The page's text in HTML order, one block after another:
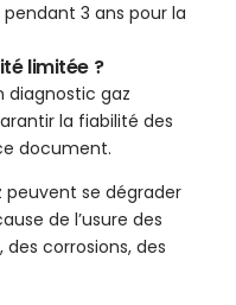
3 ans pour la
limitée ?
diagnostic gaz
la fiabilité des
document.
peuvent se dégrader
de l’usure des
corrosions, des